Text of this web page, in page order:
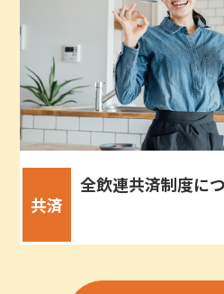
共済
全飲連共済制度に